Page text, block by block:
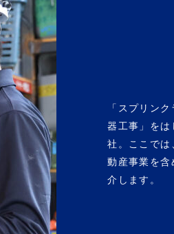
「スプリン
器工事」をは
社。ここで
動産事業を含
介します。